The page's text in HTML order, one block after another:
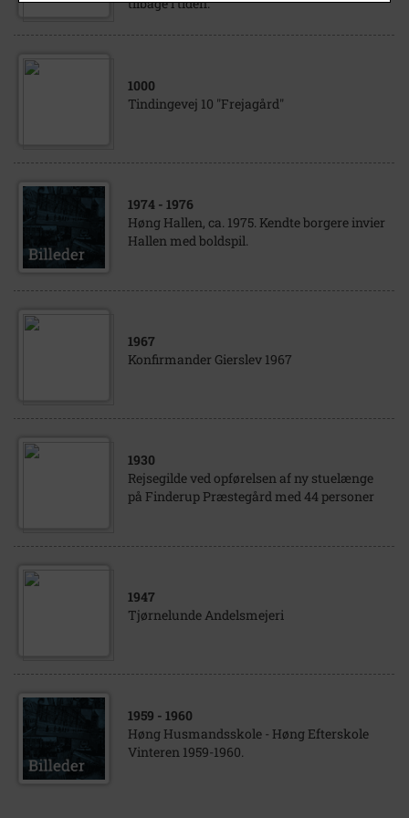
1000
Tindingevej 10 "Frejagård"
1974 - 1976
Høng Hallen, ca. 1975. Kendte borgere invier
Hallen med boldspil.
1967
Konfirmander Gierslev 1967
1930
Rejsegilde ved opførelsen af ny stuelænge
på Finderup Præstegård med 44 personer
1947
Tjørnelunde Andelsmejeri
1959 - 1960
Høng Husmandsskole - Høng Efterskole
Vinteren 1959-1960.